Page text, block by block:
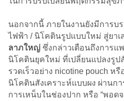
นอกจากนี้ ภายในงานยังมีการบ
ไฟฟ้า / นิโคตินรูปแบบใหม่ สู่ยาเ
ลาภใหญ่ ซึ่งกล่าวเตือนถึงการ
นิโคตินยุคใหม่ ที่เปลี่ยนแปลงรู
รวดเร็วอย่าง nicotine pouch ห
นิโคตินสังเคราะห์แบบผง ผ่านก
การเหน็บในช่องปาก หรือ “พอด